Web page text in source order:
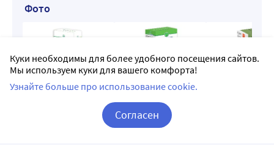
Фото
Доставка Дуба кора в Новосибирске
Куки необходимы для более удобного посещения сайтов.
Мы используем куки для вашего комфорта!
Узнайте больше про использование cookie.
Согласен